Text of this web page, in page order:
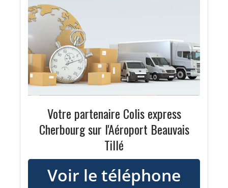
Votre partenaire Colis express
Cherbourg sur l'Aéroport Beauvais
Tillé